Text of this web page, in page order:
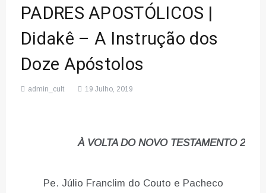
PADRES APOSTÓLICOS |
Didakê – A Instrução dos
Doze Apóstolos
admin_cult 19 Julho, 2019
À VOLTA DO NOVO TESTAMENTO 2
Pe. Júlio Franclim do Couto e Pacheco